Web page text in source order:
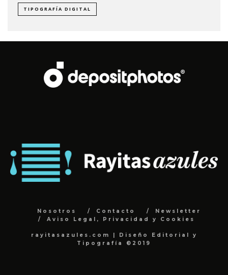
TIPOGRAFÍA DIGITAL
Nosotros Contacto
Newsletter
Aviso Legal, Privacidad y Cookies
rayitasazules.com | Diseño Editorial y
Tipografía ©2019